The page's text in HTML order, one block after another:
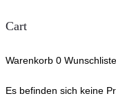
Cart
Warenkorb 0 Wunschliste
Es befinden sich keine